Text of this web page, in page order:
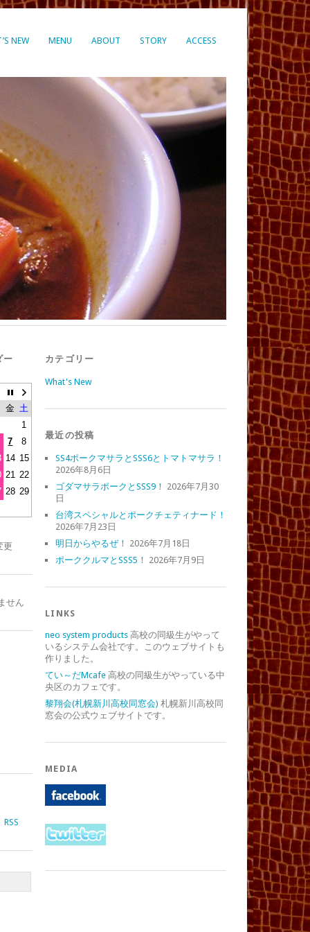
NEW MENU ABOUT STORY ACCESS
ー
金 土
1
7
8
14 15
21 22
28 29
更
せん
カテゴリー
What's New
最近の投稿
SS4ポークマサラとSSS6とトマトマサラ！
2026年8月6日
ゴダマサラポークとSSS9！ 2026年7月30
日
台湾スペシャルとポークチェティナード！
2026年7月23日
明日からやるぜ！ 2026年7月18日
ポーククルマとSSS5！ 2026年7月9日
LINKS
neo system products 高校の同級生がやって
いるシステム会社です。このウェブサイトも
作りました。
てい～だMcafe 高校の同級生がやっている中
央区のカフェです。
黎翔会(札幌新川高校同窓会) 札幌新川高校同
窓会の公式ウェブサイトです。
MEDIA